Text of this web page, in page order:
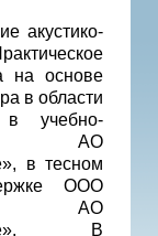
акустико-
на основе
в области
в учебно-
АО
в тесном
ООО
и АО
В